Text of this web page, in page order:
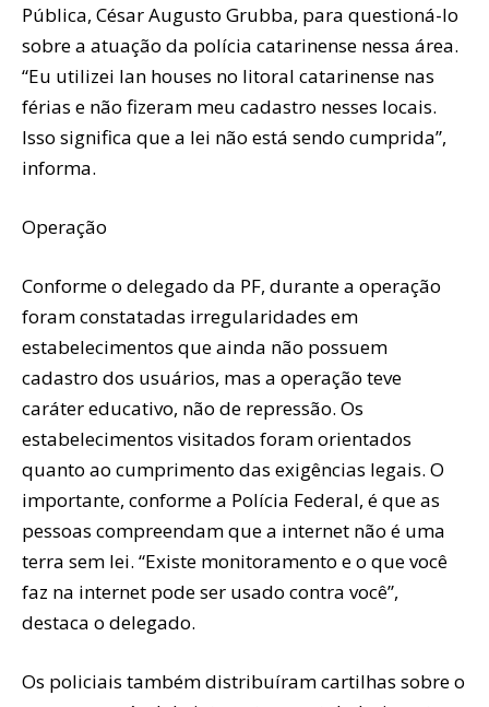
Pública, César Augusto Grubba, para questioná-lo
sobre a atuação da polícia catarinense nessa área.
“Eu utilizei lan houses no litoral catarinense nas
férias e não fizeram meu cadastro nesses locais.
Isso significa que a lei não está sendo cumprida”,
informa.
Operação
Conforme o delegado da PF, durante a operação
foram constatadas irregularidades em
estabelecimentos que ainda não possuem
cadastro dos usuários, mas a operação teve
caráter educativo, não de repressão. Os
estabelecimentos visitados foram orientados
quanto ao cumprimento das exigências legais. O
importante, conforme a Polícia Federal, é que as
pessoas compreendam que a internet não é uma
terra sem lei. “Existe monitoramento e o que você
faz na internet pode ser usado contra você”,
destaca o delegado.
Os policiais também distribuíram cartilhas sobre o